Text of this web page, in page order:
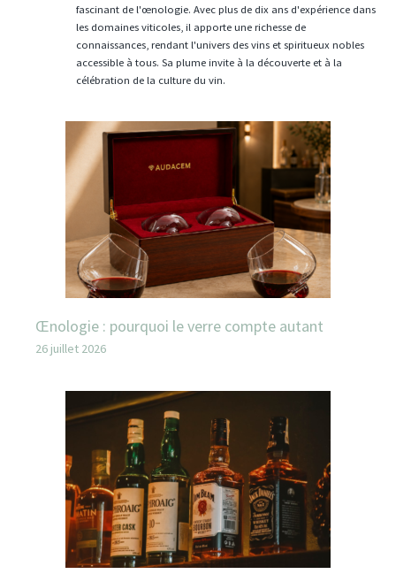
fascinant de l'œnologie. Avec plus de dix ans d'expérience dans
les domaines viticoles, il apporte une richesse de
connaissances, rendant l'univers des vins et spiritueux nobles
accessible à tous. Sa plume invite à la découverte et à la
célébration de la culture du vin.
Œnologie : pourquoi le verre compte autant
26 juillet 2026